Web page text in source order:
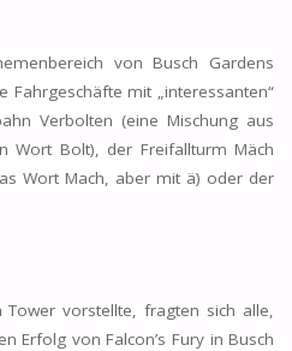
von Busch Gardens
Fahrgeschäfte mit „interessanten“
Verbolten (eine Mischung aus
Wort Bolt), der Freifallturm Mäch
Wort Mach, aber mit ä) oder der
Tower vorstellte, fragten sich alle,
Erfolg von Falcon’s Fury in Busch